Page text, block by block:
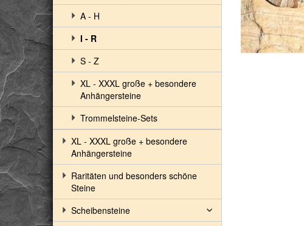
A - H
I - R
S - Z
XL - XXXL große + besondere
Anhängersteine
Trommelsteine-Sets
XL - XXXL große + besondere
Anhängersteine
Raritäten und besonders schöne
Steine
Scheibensteine